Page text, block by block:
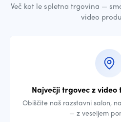
Več kot le spletna trgovina —
video
Največji trgovec z video
Obiščite naš razstavni salon,
— z veseljem